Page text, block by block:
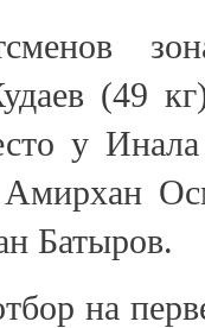
(49
у
Амирхан
Батыров.
на